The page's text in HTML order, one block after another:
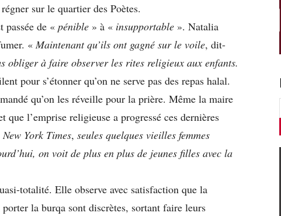
sur le quartier des Poètes.
passée de « pénible » à « insupportable ». Natalia
« Maintenant qu’ils ont gagné sur le voile, dit-
obliger à faire observer les rites religieux aux enfants.
pour s’étonner qu’on ne serve pas des repas halal.
qu’on les réveille pour la prière. Même la maire
l’emprise religieuse a progressé ces dernières
New York Times, seules quelques vieilles femmes
on voit de plus en plus de jeunes filles avec la
totalité. Elle observe avec satisfaction que la
la burqa sont discrètes, sortant faire leurs